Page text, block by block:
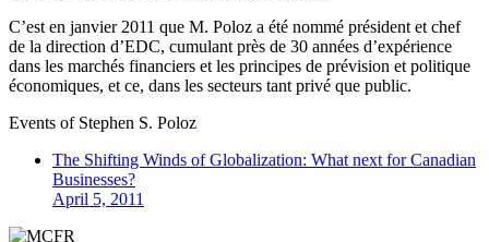
C’est en janvier 2011 que M. Poloz a été nommé président et chef
de la direction d’EDC, cumulant près de 30 années d’expérience
dans les marchés financiers et les principes de prévision et politique
économiques, et ce, dans les secteurs tant privé que public.
Events of Stephen S. Poloz
The Shifting Winds of Globalization: What next for Canadian
Businesses?
April 5, 2011